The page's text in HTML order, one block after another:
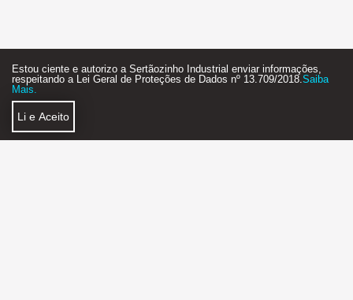
Estou ciente e autorizo a Sertãozinho Industrial enviar informações,
respeitando a Lei Geral de Proteções de Dados nº 13.709/2018. Saiba
Mais.
Li e Aceito